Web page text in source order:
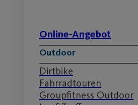
Online-Angebot
Outdoor
Dirtbike
Fahrradtouren
Groupfitness Outdoor